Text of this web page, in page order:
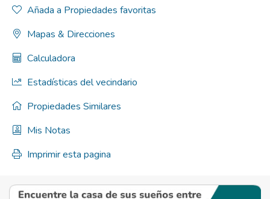
Añada a Propiedades favoritas
Mapas & Direcciones
Calculadora
Estadísticas del vecindario
Propiedades Similares
Mis Notas
Imprimir esta pagina